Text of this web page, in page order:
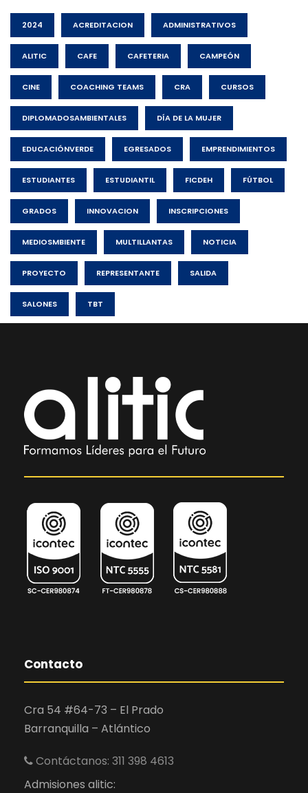
2024 ACREDITACION ADMINISTRATIVOS
ALITIC CAFE CAFETERIA CAMPEÓN
CINE COACHING TEAMS CRA CURSOS
DIPLOMADOSAMBIENTALES DÍA DE LA MUJER
EDUCACIÓNVERDE EGRESADOS EMPRENDIMIENTOS
ESTUDIANTES ESTUDIANTIL FICDEH FÚTBOL
GRADOS INNOVACION INSCRIPCIONES
MEDIOSMBIENTE MULTILLANTAS NOTICIA
PROYECTO REPRESENTANTE SALIDA
SALONES TBT
Contacto
Cra 54 #64-73 – El Prado
Barranquilla – Atlántico
Contáctanos: 311 398 4613
Admisiones alitic: